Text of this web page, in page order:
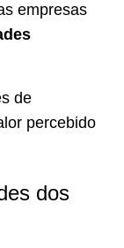
empresas
de
percebido
dos